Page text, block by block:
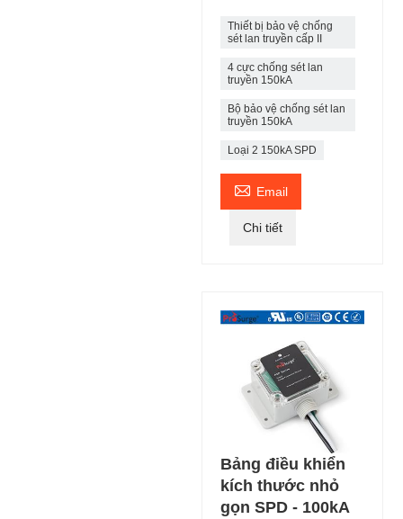
Thiết bị bảo vệ chống
sét lan truyền cấp II
4 cực chống sét lan
truyền 150kA
Bộ bảo vệ chống sét lan
truyền 150kA
Loại 2 150kA SPD
 Email
Chi tiết
Bảng điều khiển
kích thước nhỏ
gọn SPD - 100kA